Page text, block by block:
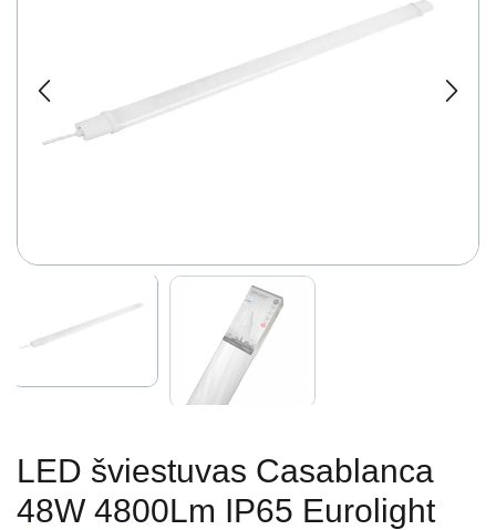
LED šviestuvas Casablanca
48W 4800Lm IP65 Eurolight